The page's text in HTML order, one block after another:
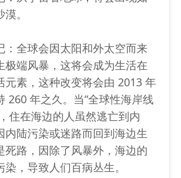
。
：全球会因太阳和外太空而来
极端风暴，这将会成为生活在
元素，这种改变将会由 2013 年
260 年之久。当“全球性海岸线
住在海边的人虽然逃亡到内
内陆污染或迷路而回到海边生
死路，因除了风暴外，海边的
，导致人们百病丛生。